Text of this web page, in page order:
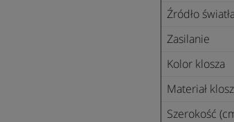
Źródło
Zasilanie
Kolor klosza
Materiał
Szerokość